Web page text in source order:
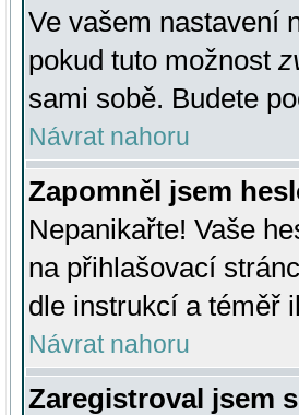
Ve vašem nastavení
pokud tuto možnost
sami sobě. Budete
Návrat nahoru
Zapomněl jsem
Nepanikařte! Vaše
na přihlašovací
dle instrukcí a téměř
Návrat nahoru
Zaregistroval jsem